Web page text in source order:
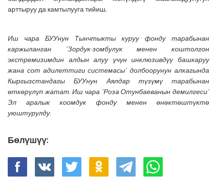
арттыруу да камтылууга тийиш.
Иш чара БУУнун Тынчтыкты куруу фонду тарабынан
каржыланган “Зордук-зомбулук менен коштолгон
экстремизимдин алдын алуу үчүн инклюзивдүү башкаруу
жана сот адилеттиги системасы” долбоорунун алкагында
Кыргызстандагы БУУнун Аялдар түзүмү тарабынан
өткөрүлүп жатат. Иш чара “Роза Отунбаеванын демилгеси”
Эл аралык коомдук фонду менен өнөктөштүктө
уюштурулду.
Бөлүшүү: